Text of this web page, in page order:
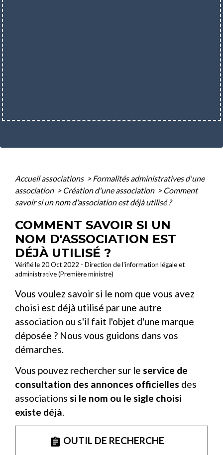
Accueil associations > Formalités administratives d'une
association > Création d'une association > Comment
savoir si un nom d'association est déjà utilisé ?
COMMENT SAVOIR SI UN
NOM D'ASSOCIATION EST
DÉJÀ UTILISÉ ?
Vérifié le 20 Oct 2022 - Direction de l'information légale et
administrative (Première ministre)
Vous voulez savoir si le nom que vous avez
choisi est déjà utilisé par une autre
association ou s'il fait l'objet d'une marque
déposée ? Nous vous guidons dans vos
démarches.
Vous pouvez rechercher sur le service de
consultation des annonces officielles des
associations si le nom ou le sigle choisi
existe déjà.
assignment OUTIL DE RECHERCHE